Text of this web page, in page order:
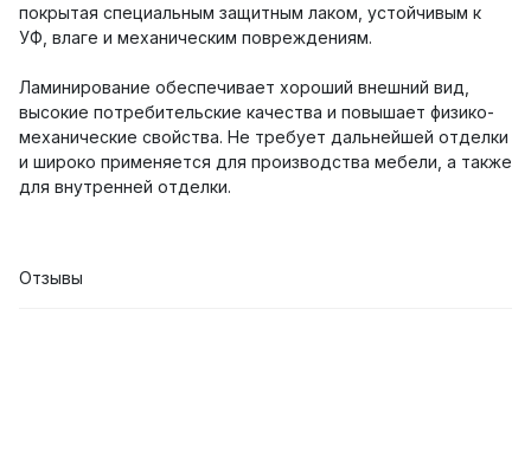
покрытая специальным защитным лаком, устойчивым к
УФ, влаге и механическим повреждениям.
Ламинирование обеспечивает хороший внешний вид,
высокие потребительские качества и повышает физико-
механические свойства. Не требует дальнейшей отделки
и широко применяется для производства мебели, а также
для внутренней отделки.
Отзывы